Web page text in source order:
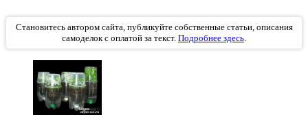
Становитесь автором сайта, публикуйте собственные статьи, описания
самоделок с оплатой за текст. Подробнее здесь.